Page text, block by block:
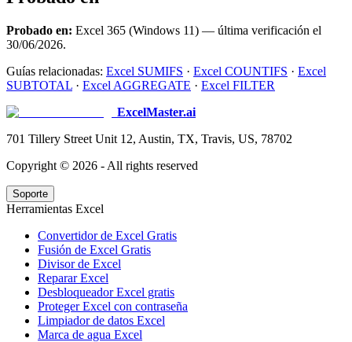
Probado en: Excel 365 (Windows 11) — última verificación el
30/06/2026.
Guías relacionadas: Excel SUMIFS · Excel COUNTIFS · Excel
SUBTOTAL · Excel AGGREGATE · Excel FILTER
ExcelMaster.ai
701 Tillery Street Unit 12, Austin, TX, Travis, US, 78702
Copyright © 2026 - All rights reserved
Soporte
Herramientas Excel
Convertidor de Excel Gratis
Fusión de Excel Gratis
Divisor de Excel
Reparar Excel
Desbloqueador Excel gratis
Proteger Excel con contraseña
Limpiador de datos Excel
Marca de agua Excel